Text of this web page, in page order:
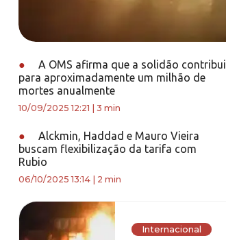
●
A OMS afirma que a solidão contribui
para aproximadamente um milhão de
mortes anualmente
10/09/2025 12:21 3 min
●
Alckmin, Haddad e Mauro Vieira
buscam flexibilização da tarifa com
Rubio
06/10/2025 13:14 2 min
Internacional